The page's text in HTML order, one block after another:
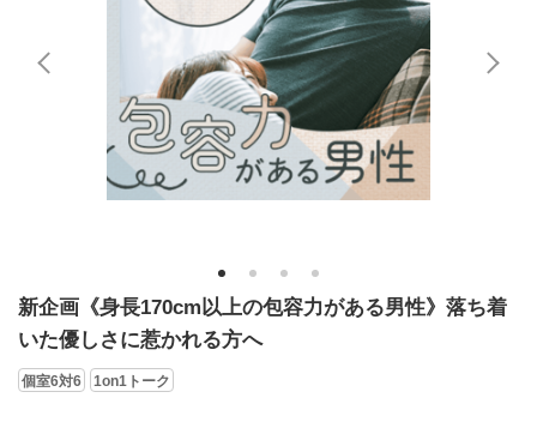
1 2 3 4
新企画《身長170cm以上の包容力がある男性》落ち着
いた優しさに惹かれる方へ
個室6対6 1on1トーク